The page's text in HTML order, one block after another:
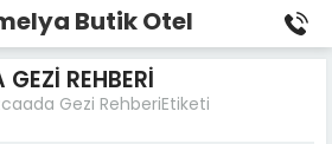
REHBERI
Gezi RehberiEtiketi